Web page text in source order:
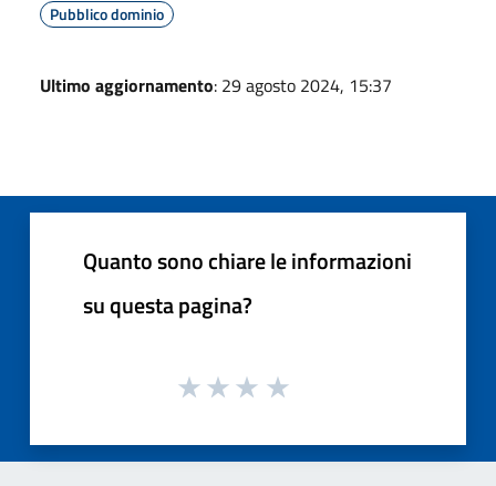
Pubblico dominio
Ultimo aggiornamento: 29 agosto 2024, 15:37
Quanto sono chiare le informazioni
su questa pagina?